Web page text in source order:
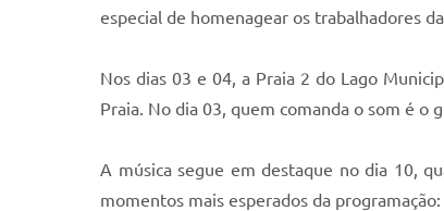
especial de homenagear os trabalhadores
Nos dias 03 e 04, a Praia 2 do Lago
Praia. No dia 03, quem comanda o som é o
A música segue em destaque no dia 10,
momentos mais esperados da